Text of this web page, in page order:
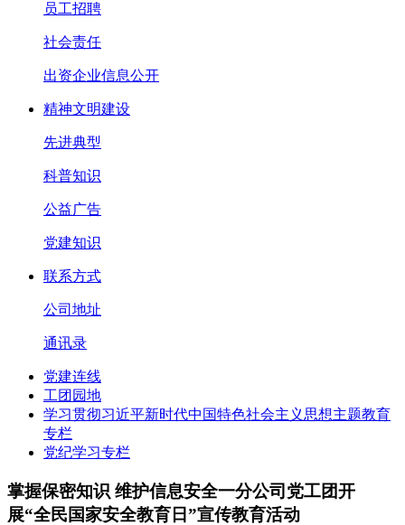
员工招聘
社会责任
出资企业信息公开
精神文明建设
先进典型
科普知识
公益广告
党建知识
联系方式
公司地址
通讯录
党建连线
工团园地
学习贯彻习近平新时代中国特色社会主义思想主题教育
专栏
党纪学习专栏
掌握保密知识 维护信息安全一分公司党工团开
展“全民国家安全教育日”宣传教育活动